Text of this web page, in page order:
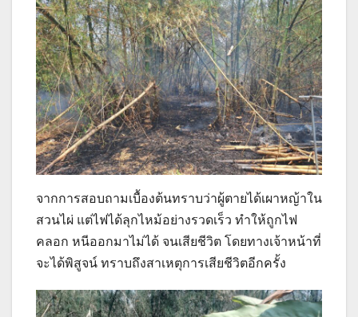
จากการสอบถามเบื้องต้นทราบว่าผู้ตายได้เผาหญ้าใน
สวนไผ่ แต่ไฟได้ลุกไหม้อย่างรวดเร็ว ทำให้ถูกไฟ
คลอก หนีออกมาไม่ได้ จนเสียชีวิต โดยทางเจ้าหน้าที่
จะได้พิสูจน์ ทราบถึงสาเหตุการเสียชีวิตอีกครั้ง